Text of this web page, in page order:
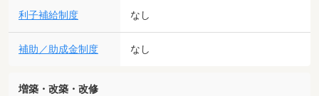
利子補給制度 なし
補助／助成金制度 なし
増築・改築・改修